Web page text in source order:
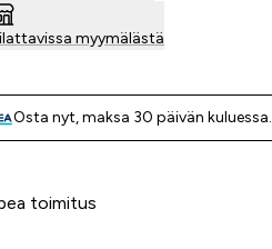
myymälästä
Osta nyt, ­maksa 30 päivän kuluessa.
valita meidät?
toimitus